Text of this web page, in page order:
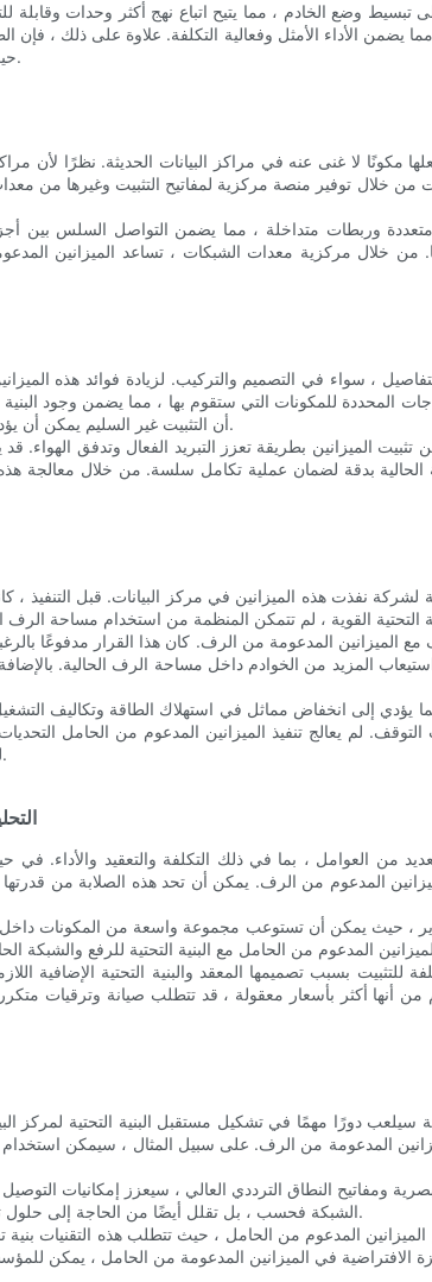
تبسيط وضع الخادم ، مما يتيح اتباع نهج أكثر وحدات
يضمن الأداء الأمثل وفعالية التكلفة. علاوة على ذلك ، فإن
حيث يمكن الوصول إلى المكونات الفردية واستبدالها دون تعطيل النظام بأكمله.
مكونًا لا غنى عنه في مراكز البيانات الحديثة. نظرًا لأن
من خلال توفير منصة مركزية لمفاتيح التثبيت وغيرها
متعددة وربطات متداخلة ، مما يضمن التواصل السلس بين
من خلال مركزية معدات الشبكات ، تساعد الميزانين
، سواء في التصميم والتركيب. لزيادة فوائد هذه
المحددة للمكونات التي ستقوم بها ، مما يضمن وجود البنية
أن التثبيت غير السليم يمكن أن يؤدي إلى مشكلات التوافق أو اختلال المكونات ، مما قد يسبب مشاكل تشغيلية.
تثبيت الميزانين بطريقة تعزز التبريد الفعال وتدفق
بدقة لضمان عملية تكامل سلسة. من خلال معالجة
نفذت هذه الميزانين في مركز البيانات. قبل التنفيذ
مع الميزانين المدعومة من الرف. كان هذا القرار مدفوعًا
المزيد من الخوادم داخل مساحة الرف الحالية.
الشركة زيادة بنسبة 30 ٪ في كثافة الخادم ، مما يؤدي إلى انخفاض مماثل في
لم يعالج تنفيذ الميزانين المدعوم من الحامل
للشركة ، بل لم يسبق له مثيل لتحسين قابلية التوسع والكفاءة في المستقبل.
من العوامل ، بما في ذلك التكلفة والتعقيد والأداء. في
المدعوم من الرف. يمكن أن تحد هذه الصلابة من
، حيث يمكن أن تستوعب مجموعة واسعة من المكونات
بسبب تصميمها المعقد والبنية التحتية الإضافية
من أنها أكثر بأسعار معقولة ، قد تتطلب صيانة وترقيات
سيلعب دورًا مهمًا في تشكيل مستقبل البنية التحتية لمركز
المدعومة من الرف. على سبيل المثال ، سيمكن
ومفاتيح النطاق الترددي العالي ، سيعزز إمكانيات
الشبكة فحسب ، بل تقلل أيضًا من الحاجة إلى حلول تبريد وصيانة إضافية ، مما يساهم في بيئة مركز بيانات أكثر كفاءة ومستدامة.
المدعوم من الحامل ، حيث تتطلب هذه التقنيات بنية